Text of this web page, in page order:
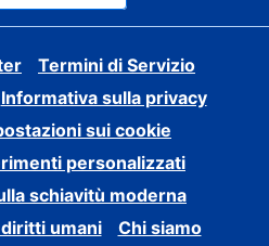
Termini di Servizio
Informativa sulla privacy
sui cookie
personalizzati
schiavitù moderna
umani
Chi siamo